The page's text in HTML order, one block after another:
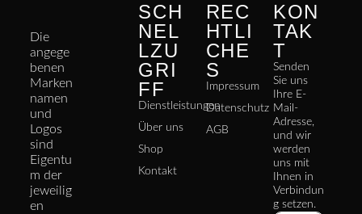
Die
angege
benen
Marken
namen
und
Logos
sind
Eigentu
m der
jeweilig
en
SCH
NEL
LZU
GRI
FF
Dienstleistungen
Über uns
Shop
Kontakt
REC
HTLI
CHE
S
Impressum
Datenschutz
AGB
KON
TAK
T
Senden
Sie uns
Ihre E-
Mail-
Adresse,
und wir
werden
uns mit
Ihnen in
Verbindun
g setzen.